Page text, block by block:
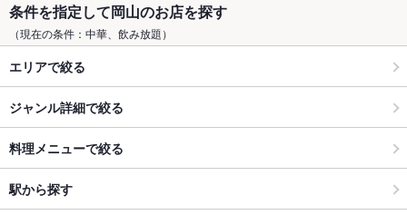
条件を指定して岡山のお店を探す
（現在の条件：中華、飲み放題）
エリアで絞る
ジャンル詳細で絞る
料理メニューで絞る
駅から探す